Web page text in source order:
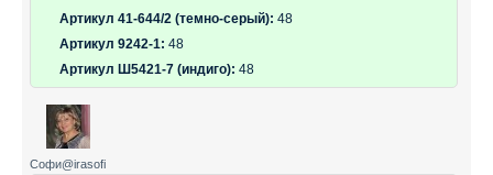
Артикул 41-644/2 (темно-серый): 48
Артикул 9242-1: 48
Артикул Ш5421-7 (индиго): 48
Софи@irasofi